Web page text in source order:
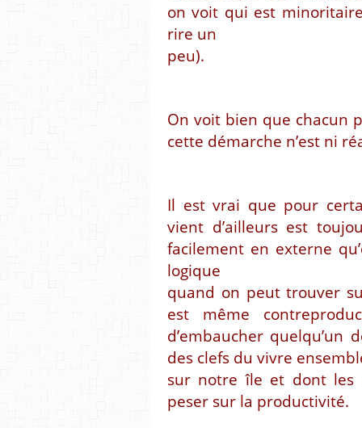
on voit qui est
rire un
peu).
On voit bien que chacun
cette démarche n’est ni
Il est vrai que pour
vient d’ailleurs est
facilement en externe
logique
quand on peut trouver
est même
d’embaucher quelqu’un
des clefs du vivre
sur notre île et dont les
peser sur la productivité.